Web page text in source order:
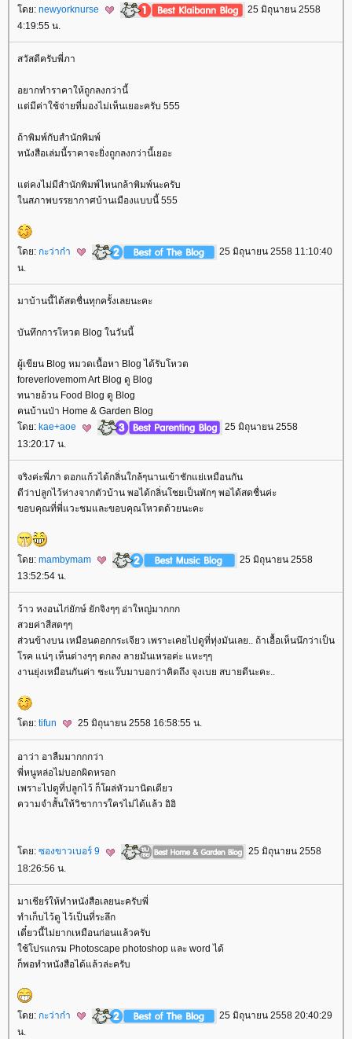
ดย: newyorknurse
25 มิถุนายน 2558
4:19:55 น.
สวัสดีครับพี่ภา
อยากทำราคาให้ถูกลงกว่านี้
ต่มีค่าใช้จ่ายที่มองไม่เห็นเยอะครับ 555
ถ้าพิมพ์กับสำนักพิมพ์
หนังสือเล่มนี้ราคาจะยิ่งถูกลงกว่านี้เยอะ
ต่คงไม่มีสำนักพิมพ์ไหนกล้าพิมพ์นะครับ
นสภาพบรรยากาศบ้านเมืองแบบนี้ 555
ดย: กะว่าก๋า
25 มิถุนายน 2558 11:10:40
น.
มาบ้านนี้ได้สดชื่นทุกครั้งเลยนะคะ
บันทึกการโหวต Blog ในวันนี้
ผู้เขียน Blog หมวดเนื้อหา Blog ได้รับโหวต
foreverlovemom Art Blog ดู Blog
ทนายอ้วน Food Blog ดู Blog
คนบ้านป่า Home & Garden Blog
ดย: kae+aoe
25 มิถุนายน 2558
13:20:17 น.
จริงค่ะพี่ภา ดอกแก้วได้กลิ่นใกล้ๆนานเข้าชักแย่เหมือนกัน
ดีว่าปลูกไว้ห่างจากตัวบ้าน พอได้กลิ่นโชยเป็นพักๆ พอได้สดชื่นค่ะ
ขอบคุณที่พี่แวะชมและขอบคุณโหวตด้วยนะคะ
ดย: mambymam
25 มิถุนายน 2558
13:52:54 น.
ว้าว หงอนไก่ยักษ์ ยักจิงๆๆ อ่าใหญ่มากกก
สวยค่าสีสดๆๆ
ส่วนข้างบน เหมือนดอกกระเจียว เพราะเคยไปดูที่ทุ่งมันเลย.. ถ้าเอื้อเห็นนึกว่าเป็น
รค แน่ๆ เห็นด่างๆๆ ตกลง ลายมันเหรอค่ะ แหะๆๆ
งานยุ่งเหมือนกันค่า ชะแว๊บมาบอกว่าคิดถึง จุงเบย สบายดีนะคะ..
ดย: tifun 25 มิถุนายน 2558 16:58:55 น.
อาว่า อาลืมมากกกว่า
พี่หนูหล่อไม่บอกผิดหรอก
เพราะไปดูที่ปลูกไว้ ก็โผล่หัวมานิดเดียว
ความจำสั้นให้วิชาการใครไม่ได้แล้ว อิอิ
ดย: ซองขาวเบอร์ 9
25 มิถุนายน 2558
18:26:56 น.
มาเชียร์ให้ทำหนังสือเลยนะครับพี่
ทำเก็บไว้ดู ไว้เป็นที่ระลึก
เดี๋ยวนี้ไม่ยากเหมือนก่อนแล้วครับ
ช้โปรแกรม Photoscape photoshop และ word ได้
ก็พอทำหนังสือได้แล้วล่ะครับ
ดย: กะว่าก๋า
25 มิถุนายน 2558 20:40:29
น.